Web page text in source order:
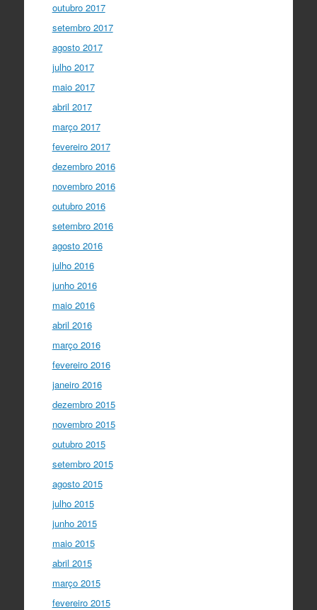
outubro 2017
setembro 2017
agosto 2017
julho 2017
maio 2017
abril 2017
março 2017
fevereiro 2017
dezembro 2016
novembro 2016
outubro 2016
setembro 2016
agosto 2016
julho 2016
junho 2016
maio 2016
abril 2016
março 2016
fevereiro 2016
janeiro 2016
dezembro 2015
novembro 2015
outubro 2015
setembro 2015
agosto 2015
julho 2015
junho 2015
maio 2015
abril 2015
março 2015
fevereiro 2015